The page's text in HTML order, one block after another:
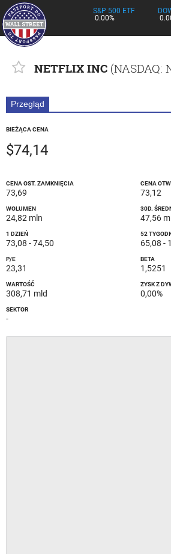
S&P 500 ETF
0.00%
NETFLIX INC (NASDAQ:
Przegląd
BIEŻĄCA CENA
$74,14
CENA OST. ZAMKNIĘCIA
73,69
CENA
73,12
WOLUMEN
24,82 mln
30D.
47,56
1 DZIEŃ
73,08 -74,50
52
65,08 -
P/E
23,31
BETA
1,5251
WARTOŚĆ
308,71 mld
ZYSK Z
0,00%
SEKTOR
-